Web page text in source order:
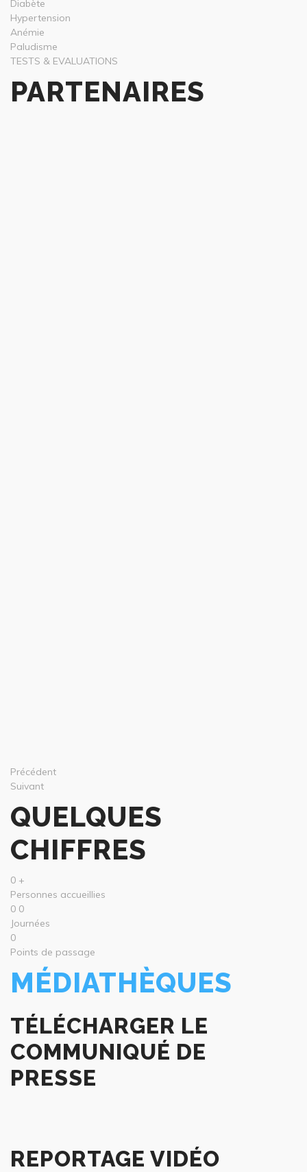
Diabète
Hypertension
Anémie
Paludisme
TESTS & EVALUATIONS
PARTENAIRES
Précédent
Suivant
QUELQUES
CHIFFRES
0 +
Personnes accueillies
0 0
Journées
0
Points de passage
MÉDIATHÈQUES
TÉLÉCHARGER LE
COMMUNIQUÉ DE
PRESSE
REPORTAGE VIDÉO